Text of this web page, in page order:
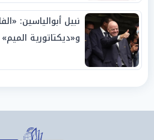
نبيل أبوالياسين:
و«ديكتاتورية